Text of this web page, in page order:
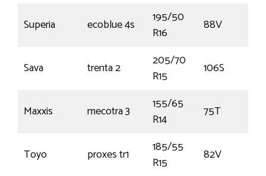
Superia ecoblue 4s
195/50
R16
88V
Sava trenta 2
205/70
R15
106S
Maxxis mecotra 3
155/65
R14
75T
Toyo proxes tr1
185/55
R15
82V